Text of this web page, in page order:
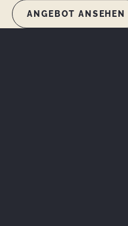
ANGEBOT ANSEHEN